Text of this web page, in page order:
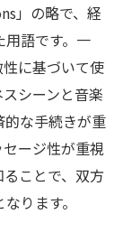
」の略で、経
語です。一
に基づいて使
シーンと音楽
的な手続きが重
ージ性が重視
ことで、双方
ります。